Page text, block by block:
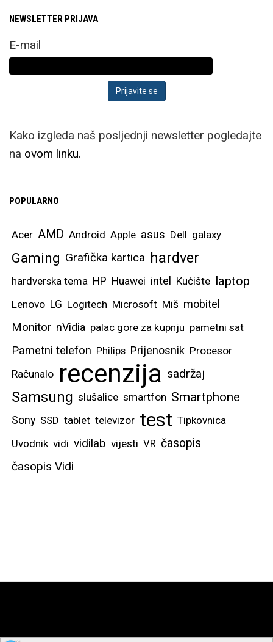
NEWSLETTER PRIJAVA
E-mail
Kako izgleda naš posljednji newsletter pogledajte
na ovom linku.
POPULARNO
Acer AMD Android Apple asus Dell galaxy
Gaming Grafička kartica hardver
hardverska tema HP Huawei intel Kućište laptop
Lenovo LG Logitech Microsoft Miš mobitel
Monitor nVidia palac gore za kupnju pametni sat
Pametni telefon Philips Prijenosnik Procesor
Računalo recenzija sadržaj
Samsung slušalice smartfon Smartphone
Sony SSD tablet televizor test Tipkovnica
Uvodnik vidi vidilab vijesti VR časopis
časopis Vidi